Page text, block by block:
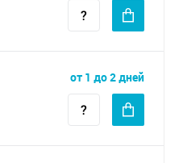
от 1 до 2 дней